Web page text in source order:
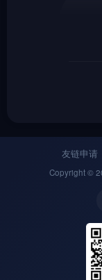
友链申请
Copyright ©